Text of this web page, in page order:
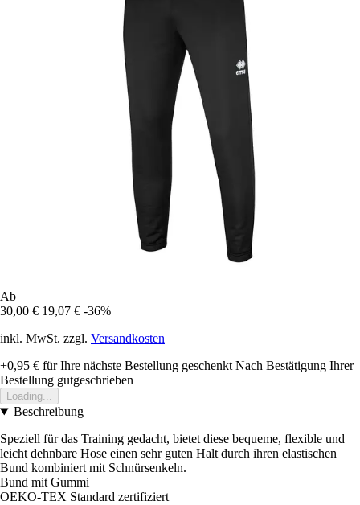
Ab
30,00 € 19,07 € -36%
inkl. MwSt. zzgl. Versandkosten
+0,95 € für Ihre nächste Bestellung geschenkt Nach Bestätigung Ihrer
Bestellung gutgeschrieben
Loading...
Beschreibung
Speziell für das Training gedacht, bietet diese bequeme, flexible und
leicht dehnbare Hose einen sehr guten Halt durch ihren elastischen
Bund kombiniert mit Schnürsenkeln.
Bund mit Gummi
OEKO-TEX Standard zertifiziert